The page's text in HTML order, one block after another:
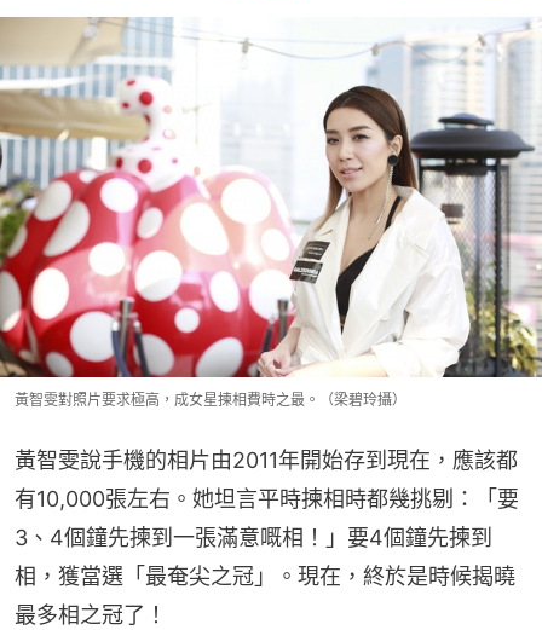
黃智雯對照片要求極高，成女星揀相費時之最。（梁碧玲攝）
黃智雯說手機的相片由2011年開始存到現在，應該都
有10,000張左右。她坦言平時揀相時都幾挑剔：「要
3、4個鐘先揀到一張滿意嘅相！」要4個鐘先揀到
相，獲當選「最奄尖之冠」。現在，終於是時候揭曉
最多相之冠了！